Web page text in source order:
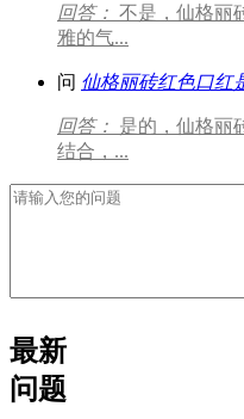
回答： 不是，仙格丽
雅的气...
问 仙格丽砖红色口红
回答： 是的，仙格丽
结合，...
最新
问题